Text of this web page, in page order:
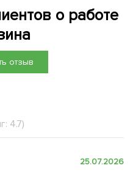
о работе
отзыв
4.7)
25.07.2026